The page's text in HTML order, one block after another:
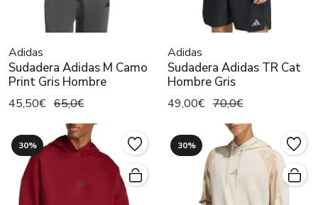
Adidas
Sudadera Adidas M Camo
Print Gris Hombre
45,50€ 65,0€
Adidas
Sudadera Adidas TR Cat
Hombre Gris
49,00€ 70,0€
30% 30%